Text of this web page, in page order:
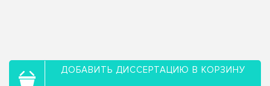
ДОБАВИТЬ ДИССЕРТАЦИЮ В КОРЗИНУ